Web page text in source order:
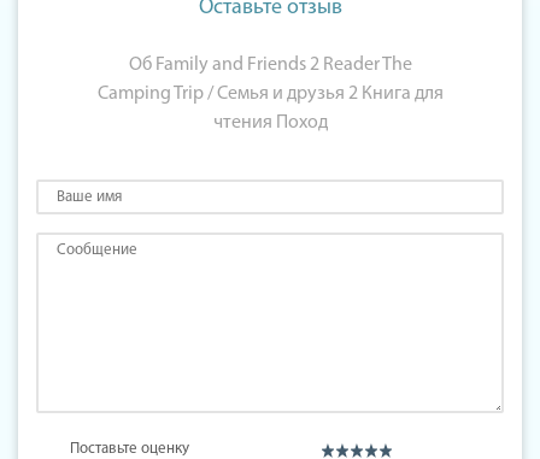
Оставьте отзыв
Об Family and Friends 2 Reader The
Camping Trip / Семья и друзья 2 Книга для
чтения Поход
Поставьте оценку